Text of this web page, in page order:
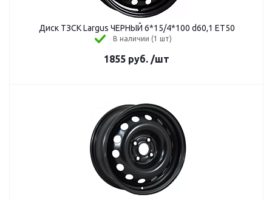
Диск ТЗСК Largus ЧЕРНЫЙ 6*15/4*100 d60,1 ЕТ50
В наличии (1 шт)
1855 руб. /шт